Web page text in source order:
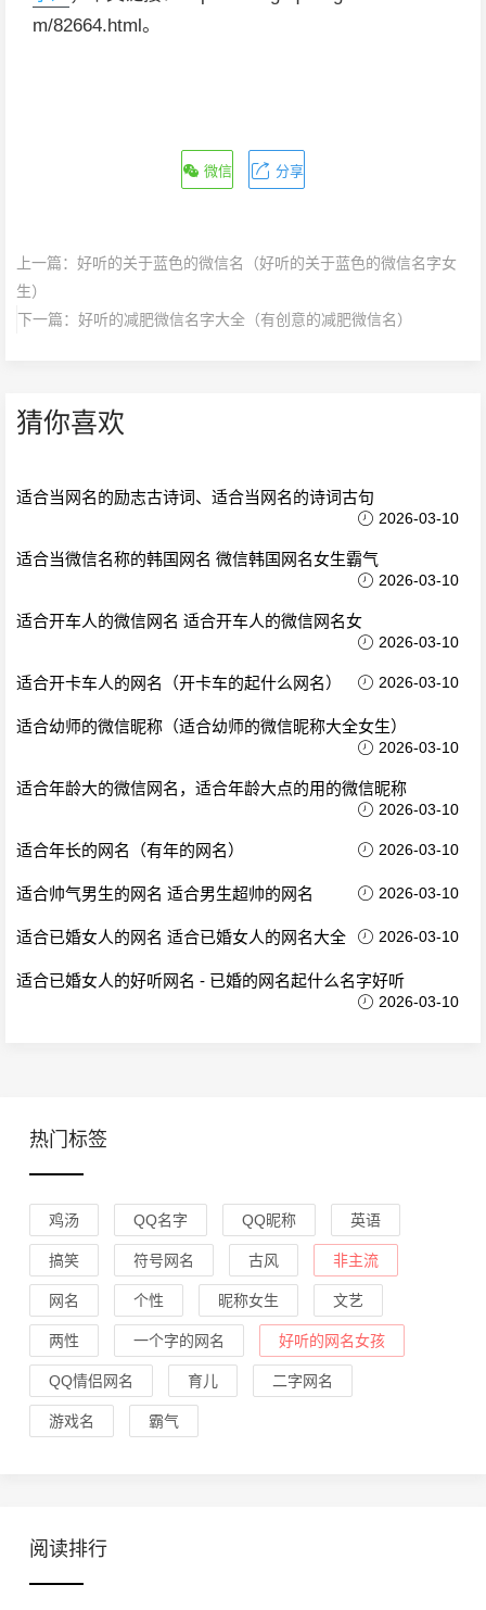
m/82664.html。
微信 分享
上一篇： 好听的关于蓝色的微信名（好听的关于蓝色的微信名字女
生）
下一篇： 好听的减肥微信名字大全（有创意的减肥微信名）
猜你喜欢
适合当网名的励志古诗词、适合当网名的诗词古句
2026-03-10
适合当微信名称的韩国网名 微信韩国网名女生霸气
2026-03-10
适合开车人的微信网名 适合开车人的微信网名女
2026-03-10
适合开卡车人的网名（开卡车的起什么网名） 2026-03-10
适合幼师的微信昵称（适合幼师的微信昵称大全女生）
2026-03-10
适合年龄大的微信网名，适合年龄大点的用的微信昵称
2026-03-10
适合年长的网名（有年的网名） 2026-03-10
适合帅气男生的网名 适合男生超帅的网名 2026-03-10
适合已婚女人的网名 适合已婚女人的网名大全 2026-03-10
适合已婚女人的好听网名 - 已婚的网名起什么名字好听
2026-03-10
热门标签
鸡汤 QQ名字 QQ昵称 英语
搞笑 符号网名 古风 非主流
网名 个性 昵称女生 文艺
两性 一个字的网名 好听的网名女孩
QQ情侣网名 育儿 二字网名
游戏名 霸气
阅读排行